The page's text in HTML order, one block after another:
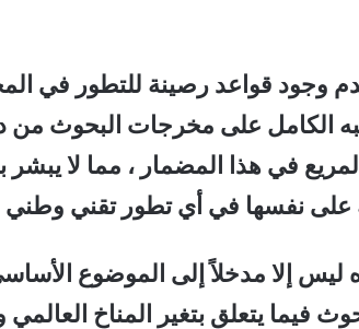
وجود قواعد رصينة للتطور في
الكامل على مخرجات البحوث من
في هذا المضمار ، مما لا يبشر
على نفسها في أي تطور تقني
ليس إلا مدخلاً إلى الموضوع
فيما يتعلق بتغير المناخ العالمي